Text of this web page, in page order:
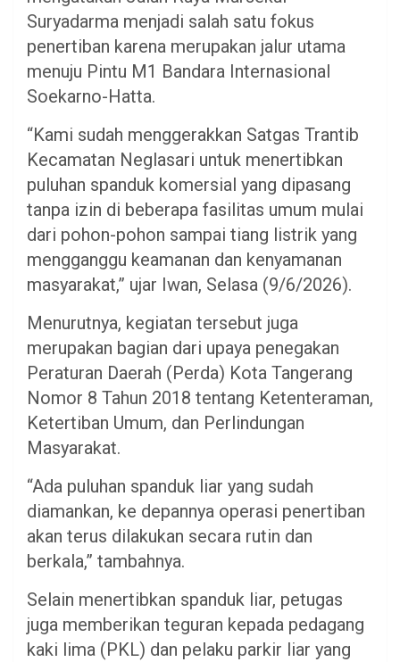
Suryadarma menjadi salah satu fokus
penertiban karena merupakan jalur utama
menuju Pintu M1 Bandara Internasional
Soekarno-Hatta.
“Kami sudah menggerakkan Satgas Trantib
Kecamatan Neglasari untuk menertibkan
puluhan spanduk komersial yang dipasang
tanpa izin di beberapa fasilitas umum mulai
dari pohon-pohon sampai tiang listrik yang
mengganggu keamanan dan kenyamanan
masyarakat,” ujar Iwan, Selasa (9/6/2026).
Menurutnya, kegiatan tersebut juga
merupakan bagian dari upaya penegakan
Peraturan Daerah (Perda) Kota Tangerang
Nomor 8 Tahun 2018 tentang Ketenteraman,
Ketertiban Umum, dan Perlindungan
Masyarakat.
“Ada puluhan spanduk liar yang sudah
diamankan, ke depannya operasi penertiban
akan terus dilakukan secara rutin dan
berkala,” tambahnya.
Selain menertibkan spanduk liar, petugas
juga memberikan teguran kepada pedagang
kaki lima (PKL) dan pelaku parkir liar yang